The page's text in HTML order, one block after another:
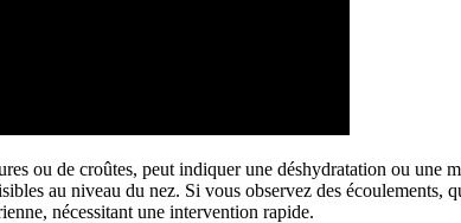
ou de croûtes, peut indiquer une déshydratation ou une
au niveau du nez. Si vous observez des
nécessitant une intervention rapide.